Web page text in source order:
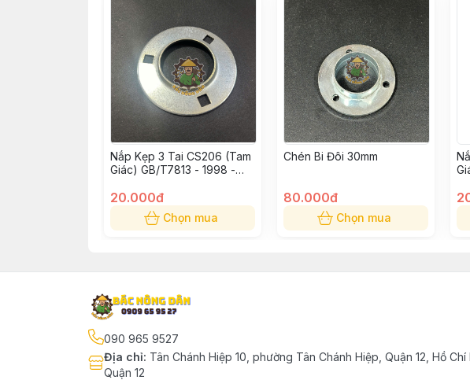
Nắp Kẹp 3 Tai CS206 (Tam
Giác) GB/T7813 - 1998 -
20.000đ
Chọn mua
Chén Bi Đôi 30mm
80.000đ
Chọn mua
090 965 9527
Địa chỉ: Tân Chánh Hiệp 10, phường Tân Chánh Hiệp, Quận 12, Hồ Chí
Quận 12